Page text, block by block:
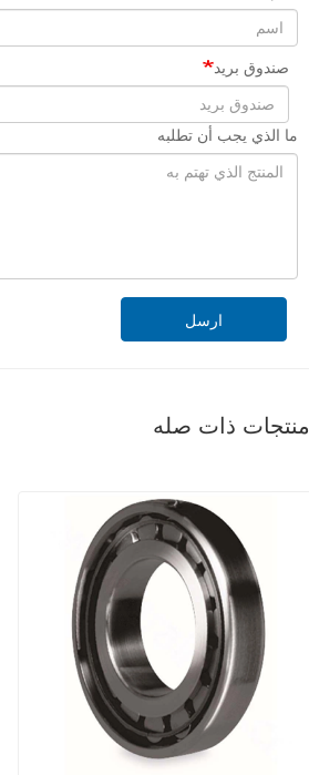
صندوق بريد
ما الذي يجب أن تطلبه
ارسل
منتجات ذات صله